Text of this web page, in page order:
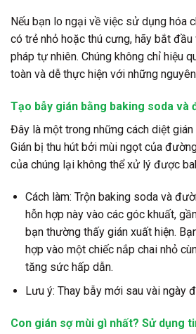
Nếu bạn lo ngại về việc sử dụng hóa
có trẻ nhỏ hoặc thú cưng, hãy bắt
pháp tự nhiên. Chúng không chỉ hiệu
toàn và dễ thực hiện với những
Tạo bẫy gián bằng baking soda và
Đây là một trong những cách diệt
Gián bị thu hút bởi mùi ngọt của
của chúng lại không thể xử lý được
Cách làm: Trộn baking soda và
hỗn hợp này vào các góc khuất,
bạn thường thấy gián xuất hiện.
hợp vào một chiếc nắp chai nhỏ
tăng sức hấp dẫn.
Lưu ý: Thay bẫy mới sau vài ngày
Con gián sợ mùi gì nhất? Sử dụng